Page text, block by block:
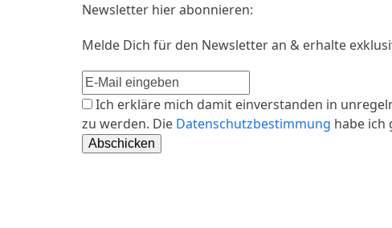
Newsletter hier abonnieren:
Melde Dich für den Newsletter an & erhalte
Ich erkläre mich damit einverstanden in
zu werden. Die Datenschutzbestimmung habe ich